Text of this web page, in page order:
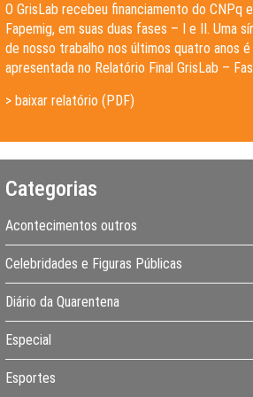
O GrisLab recebeu financiamento do CNPq e
Fapemig, em suas duas fases – I e II. Uma
de nosso trabalho nos últimos quatro anos é
apresentada no Relatório Final GrisLab –
> baixar relatório (PDF)
Categorias
Acontecimentos outros
Celebridades e Figuras Públicas
Diário da Quarentena
Especial
Esportes